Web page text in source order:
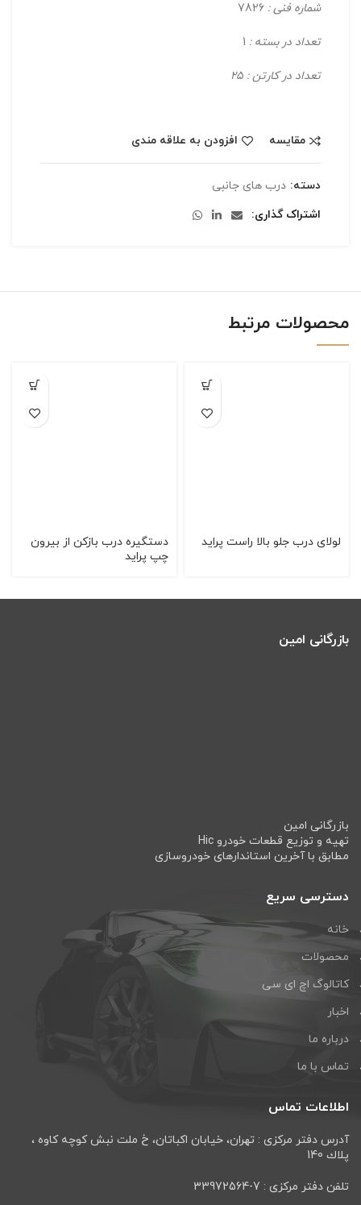
شماره فنی :
تعداد در بسته :
تعداد در کارتن : 25
مقایسه افزودن به علاقه مندی
دسته: درب های جانبی
اشتراک گذاری
محصولات مرتبط
لولای درب جلو بالا راست پراید
دستگیره درب بازکن از بیرون
چپ پراید
بازرگانی امین
بازرگانی امین
تهیه و توزیع قطعات خودرو Hic
مطابق با آخرین استاندارهای خودروسازی
دسترسی سریع
خانه
محصولات
کاتالوگ اچ ای سی
اخبار
درباره ما
تماس با ما
اطلاعات تماس
آدرس دفتر مرکزی : تهران، خيابان اكباتان، خ ملت نبش كوچه كاوه ،
پلاك 140
تلفن دفتر مرکزی : 7-33972564